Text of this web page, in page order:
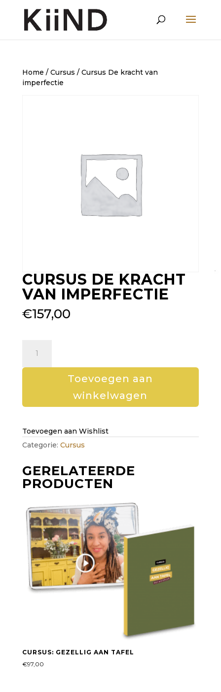
Home / Cursus / Cursus De kracht van
imperfectie
CURSUS DE KRACHT
VAN IMPERFECTIE
€157,00
kracht
Toevoegen aan
winkelwagen
Toevoegen aan Wishlist
Categorie: Cursus
GERELATEERDE
PRODUCTEN
CURSUS: GEZELLIG AAN TAFEL
€97,00